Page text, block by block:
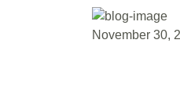
November 30,